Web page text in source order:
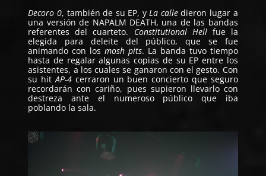
Decoro 0, también de su EP, yLa calledieron lugar a
una versión de NAPALM DEATH, una de las bandas
referentes del cuarteto. Constitutional Hellfue la
elegida para deleite del público, que se fue
animando con losmosh pits. La banda tuvo tiempo
hasta de regalar algunas copias de su EP entre los
asistentes, a los cuales se ganaron con el gesto. Con
su hitAP-4cerraron un buen concierto que seguro
recordarán con cariño, pues supieron llevarlo con
destreza ante el numeroso público que iba
poblando la sala.